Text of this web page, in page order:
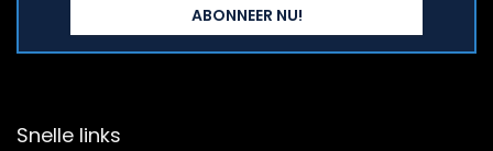
Snelle links